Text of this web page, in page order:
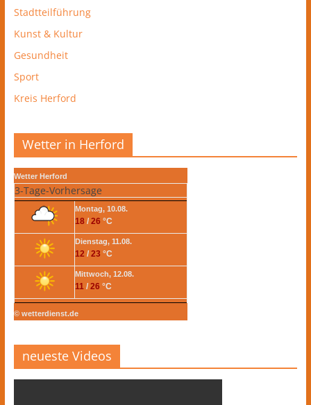
Stadtteilführung
Kunst & Kultur
Gesundheit
Sport
Kreis Herford
Wetter in Herford
Wetter Herford
3-Tage-Vorhersage
Montag, 10.08.
18/ 26 °C
Dienstag, 11.08.
12 / 23 °C
Mittwoch, 12.08.
11/ 26 °C
© wetterdienst.de
neueste Videos